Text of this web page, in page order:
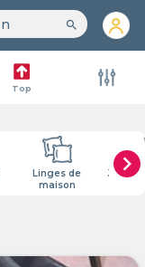
search
Top
chevron_right
Linges de
maison
Jardin